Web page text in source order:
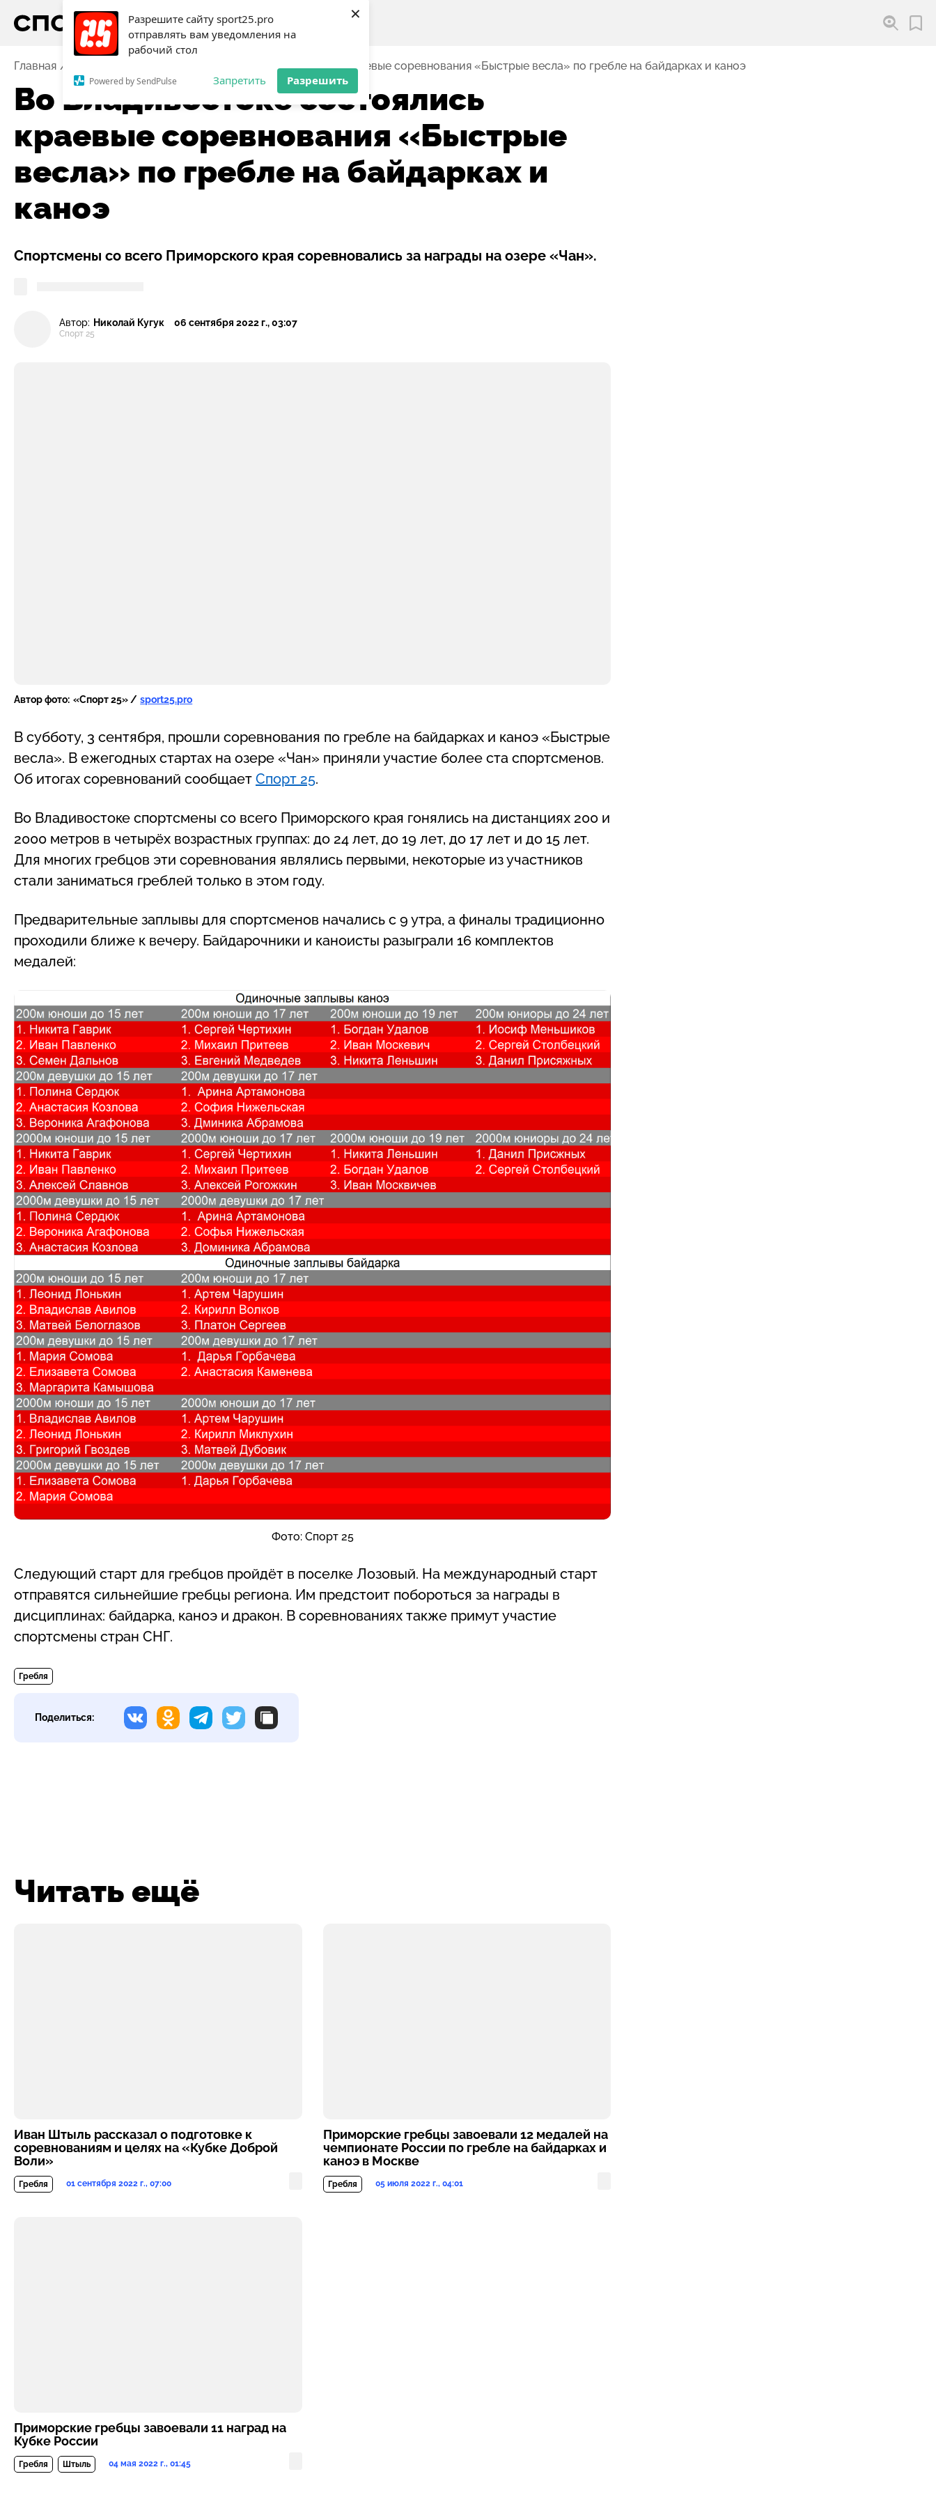
Разрешите сайту sport25.pro
отправлять вам уведомления на
рабочий стол
Powered by SendPulse Запретить Разрешить
×
Главная Во Владивостоке состоялись краевые соревнования «Быстрые весла» по гребле на байдарках и каноэ
Во Владивостоке состоялись
краевые соревнования «Быстрые
весла» по гребле на байдарках и
каноэ
Спортсмены со всего Приморского края соревновались за награды на озере «Чан».
Автор: Николай Кугук
Спорт 25
06 сентября 2022 г., 03:07
Автор фото: «Спорт 25» / sport25.pro
В субботу, 3 сентября, прошли соревнования по гребле на байдарках и каноэ «Быстрые
весла». В ежегодных стартах на озере «Чан» приняли участие более ста спортсменов.
Об итогах соревнований сообщает Спорт 25.
Во Владивостоке спортсмены со всего Приморского края гонялись на дистанциях 200 и
2000 метров в четырёх возрастных группах: до 24 лет, до 19 лет, до 17 лет и до 15 лет.
Для многих гребцов эти соревнования являлись первыми, некоторые из участников
стали заниматься греблей только в этом году.
Предварительные заплывы для спортсменов начались с 9 утра, а финалы традиционно
проходили ближе к вечеру. Байдарочники и каноисты разыграли 16 комплектов
медалей:
Фото: Спорт 25
Следующий старт для гребцов пройдёт в поселке Лозовый. На международный старт
отправятся сильнейшие гребцы региона. Им предстоит побороться за награды в
дисциплинах: байдарка, каноэ и дракон. В соревнованиях также примут участие
спортсмены стран СНГ.
Гребля
Поделиться:
Читать ещё
Иван Штыль рассказал о подготовке к
соревнованиям и целях на «Кубке Доброй
Воли»
Гребля 01 сентября 2022 г., 07:00
Приморские гребцы завоевали 12 медалей на
чемпионате России по гребле на байдарках и
каноэ в Москве
Гребля 05 июля 2022 г., 04:01
Приморские гребцы завоевали 11 наград на
Кубке России
Гребля Штыль 04 мая 2022 г., 01:45